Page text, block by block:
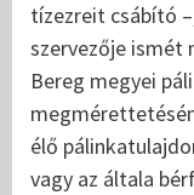
tízezreit csábító
szervezője ismét
Bereg megyei
élő
vagy az általa